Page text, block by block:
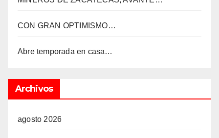
CON GRAN OPTIMISMO…
Abre temporada en casa…
Archivos
agosto 2026